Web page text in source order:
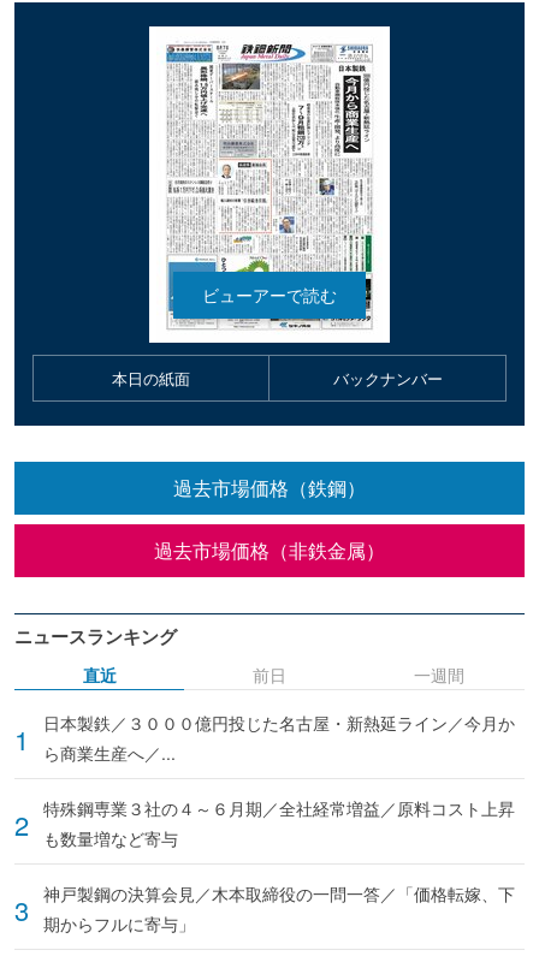
本日の紙面 バックナンバー
過去市場価格（鉄鋼）
過去市場価格（非鉄金属）
ニュースランキング
直近
日本製鉄／３０００億円投じた名古屋・新熱延ライン／今月か
ら商業生産へ／...
特殊鋼専業３社の４～６月期／全社経常増益／原料コスト上昇
も数量増など寄与
神戸製鋼の決算会見／木本取締役の一問一答／「価格転嫁、下
期からフルに寄与」
前日 一週間